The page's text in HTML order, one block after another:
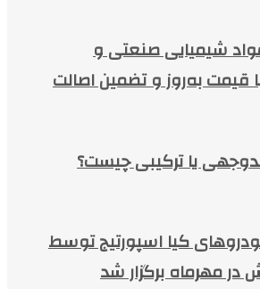
شیمیایی صنعتی و
قیمت به‌روز و تضمین اصالت
یا ترکیبی چیست؟
کیا اسپورتیج توسط
مهرماه برگزار شد